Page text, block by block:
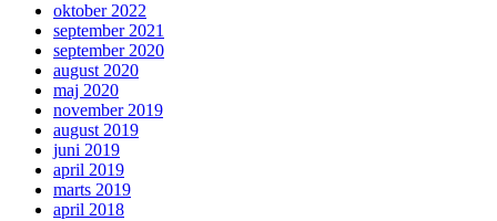
oktober 2022
september 2021
september 2020
august 2020
maj 2020
november 2019
august 2019
juni 2019
april 2019
marts 2019
april 2018